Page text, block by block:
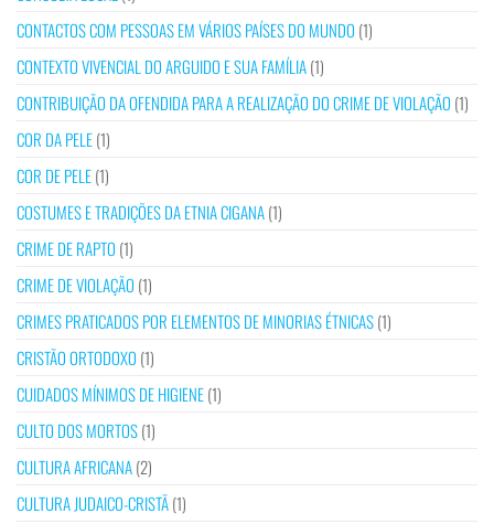
CONTACTOS COM PESSOAS EM VÁRIOS PAÍSES DO MUNDO (1)
CONTEXTO VIVENCIAL DO ARGUIDO E SUA FAMÍLIA(1)
CONTRIBUIÇÃO DA OFENDIDA PARA A REALIZAÇÃO DO CRIME DE VIOLAÇÃO (1)
COR DA PELE(1)
COR DE PELE(1)
COSTUMES E TRADIÇÕES DA ETNIA CIGANA(1)
CRIME DE RAPTO (1)
CRIME DE VIOLAÇÃO (1)
CRIMES PRATICADOS POR ELEMENTOS DE MINORIAS ÉTNICAS(1)
CRISTÃO ORTODOXO (1)
CUIDADOS MÍNIMOS DE HIGIENE(1)
CULTO DOS MORTOS(1)
CULTURA AFRICANA(2)
CULTURA JUDAICO-CRISTÃ(1)